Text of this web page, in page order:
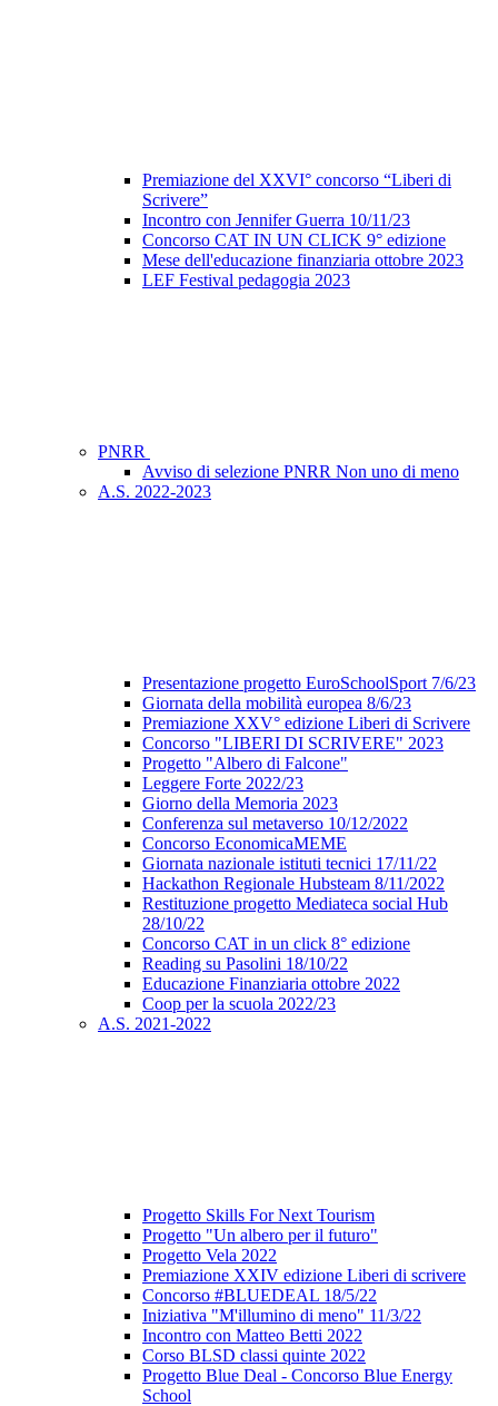
Premiazione del XXVI° concorso “Liberi di
Scrivere”
Incontro con Jennifer Guerra 10/11/23
Concorso CAT IN UN CLICK 9° edizione
Mese dell'educazione finanziaria ottobre 2023
LEF Festival pedagogia 2023
PNRR
Avviso di selezione PNRR Non uno di meno
A.S. 2022-2023
Presentazione progetto EuroSchoolSport 7/6/23
Giornata della mobilità europea 8/6/23
Premiazione XXV° edizione Liberi di Scrivere
Concorso "LIBERI DI SCRIVERE" 2023
Progetto "Albero di Falcone"
Leggere Forte 2022/23
Giorno della Memoria 2023
Conferenza sul metaverso 10/12/2022
Concorso EconomicaMEME
Giornata nazionale istituti tecnici 17/11/22
Hackathon Regionale Hubsteam 8/11/2022
Restituzione progetto Mediateca social Hub
28/10/22
Concorso CAT in un click 8° edizione
Reading su Pasolini 18/10/22
Educazione Finanziaria ottobre 2022
Coop per la scuola 2022/23
A.S. 2021-2022
Progetto Skills For Next Tourism
Progetto "Un albero per il futuro"
Progetto Vela 2022
Premiazione XXIV edizione Liberi di scrivere
Concorso #BLUEDEAL 18/5/22
Iniziativa "M'illumino di meno" 11/3/22
Incontro con Matteo Betti 2022
Corso BLSD classi quinte 2022
Progetto Blue Deal - Concorso Blue Energy
School